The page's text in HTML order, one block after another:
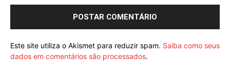
Este site utiliza o Akismet para reduzir spam. Saiba como seus
dados em comentários são processados.